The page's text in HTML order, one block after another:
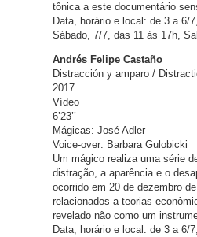
tônica a este documentário
Data, horário e local: de 3 a 6/
Sábado, 7/7, das 11 às 17h,
Andrés Felipe Castaño
Distracción y amparo /
2017
Vídeo
6’23’’
Mágicas: José Adler
Voice-over: Barbara Gulobicki
Um mágico realiza uma série
distração, a aparência e o
ocorrido em 20 de dezembro
relacionados a teorias
revelado não como um
Data, horário e local: de 3 a 6/